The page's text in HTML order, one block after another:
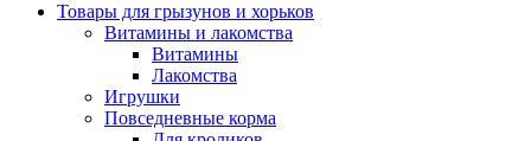
Товары для грызунов и хорьков
Витамины и лакомства
Витамины
Лакомства
Игрушки
Повседневные корма